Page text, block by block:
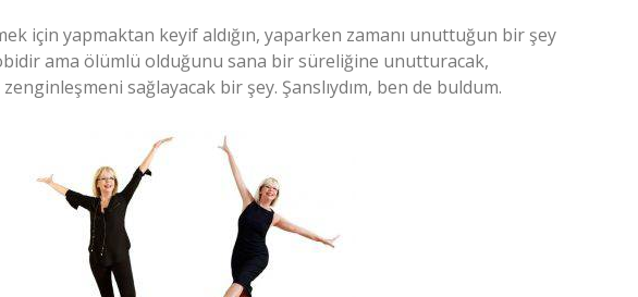
için yapmaktan keyif aldığın, yaparken zamanı unuttuğun bir şey
ama ölümlü olduğunu sana bir süreliğine unutturacak,
sağlayacak bir şey. Şanslıydım, ben de buldum.